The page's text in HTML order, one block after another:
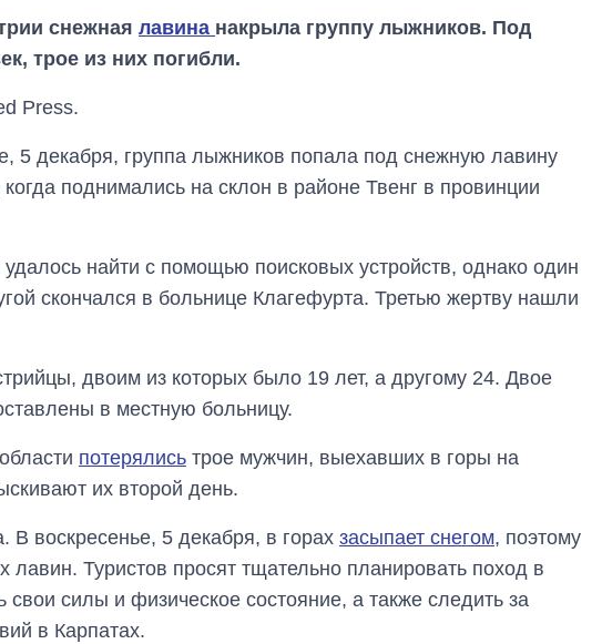
снежная лавина накрыла группу лыжников. Под
трое из них погибли.
Press.
5 декабря, группа лыжников попала под снежную лавину
поднимались на склон в районе Твенг в провинции
найти с помощью поисковых устройств, однако один
скончался в больнице Клагефурта. Третью жертву нашли
двоим из которых было 19 лет, а другому 24. Двое
в местную больницу.
потерялись трое мужчин, выехавших в горы на
их второй день.
В воскресенье, 5 декабря, в горах засыпает снегом, поэтому
лавин. Туристов просят тщательно планировать поход в
свои силы и физическое состояние, а также следить за
в Карпатах.
количество
медучреждений в
Украине за годы
вторжения